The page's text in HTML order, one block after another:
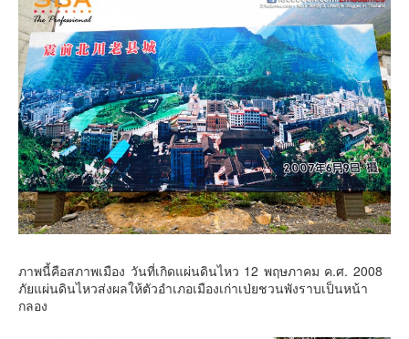
ภาพนี้คือสภาพเมือง วันที่เกิดแผ่นดินไหว 12 พฤษภาคม ค.ศ. 2008
ภัยแผ่นดินไหวส่งผลให้ตัวอำเภอเมืองเก่าเป่ยชวนพังราบเป็นหน้า
กลอง